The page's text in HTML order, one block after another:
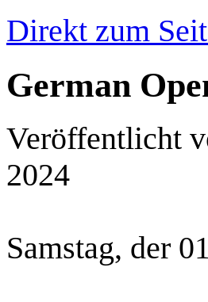
Direkt zum
German
Veröffentlicht
2024
Samstag, der